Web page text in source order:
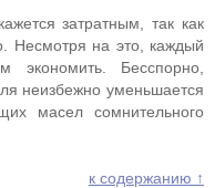
затратным, так как
Несмотря на это, каждый
Бесспорно,
неизбежно уменьшается
масел сомнительного
к содержанию ↑